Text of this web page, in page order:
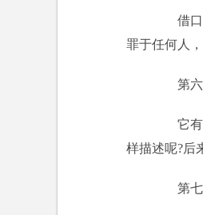
借口，
罪于任何人
第六
它有时
样描述呢?后
第七